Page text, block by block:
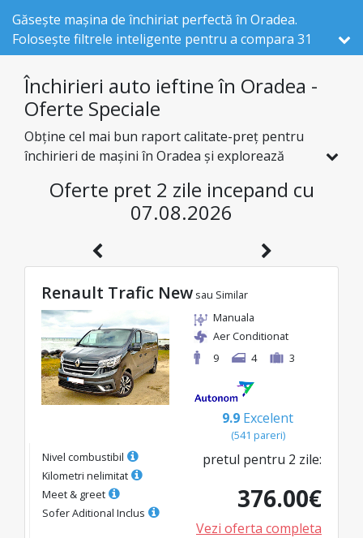
Găsește mașina de închiriat perfectă în Oradea.
Folosește filtrele inteligente pentru a compara 31
vehicule de închiriat , din cele 525 disponibile în
România, de la 4 firme locale din Oradea .
Închirieri auto ieftine în Oradea -
Oferte Speciale
Obține cel mai bun raport calitate-preț pentru
închirieri de mașini în Oradea și explorează
special pentru tine vehicule cu reduceri reale, ca
să te bucuri de o călătorie fără griji și cu un
Oferte pret 2 zile incepand cu
07.08.2026
Renault Trafic New sau Similar
Manuala
Aer Conditionat
9
4 3
9.9 Excelent
(541 pareri)
Nivel combustibil
Kilometri nelimitat
Meet & greet
Sofer Aditional Inclus
pretul pentru 2 zile:
376.00€
Vezi oferta completa